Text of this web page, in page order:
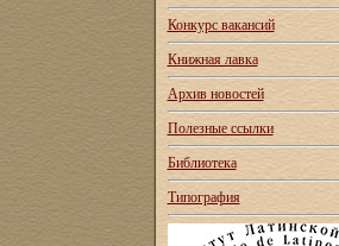
Конкурс вакансий
Книжная лавка
Архив новостей
Полезные ссылки
Библиотека
Типография